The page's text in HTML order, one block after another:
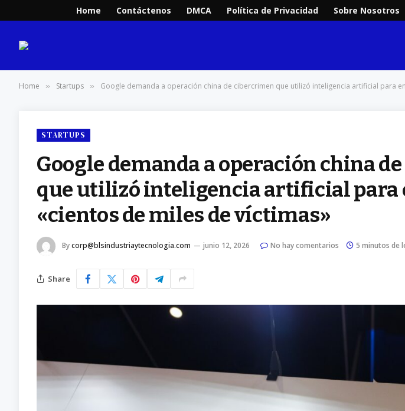
Home Contáctenos DMCA Política de Privacidad Sobre Nosotros
Home » Startups » Google demanda a operación china de cibercrimen que utilizó inteligencia artificial para
STARTUPS
Google demanda a operación china
que utilizó inteligencia artificial para
«cientos de miles de víctimas»
Bycorp@blsindustriaytecnologia.com junio 12, 2026 No hay comentarios 5 minutos de
Share